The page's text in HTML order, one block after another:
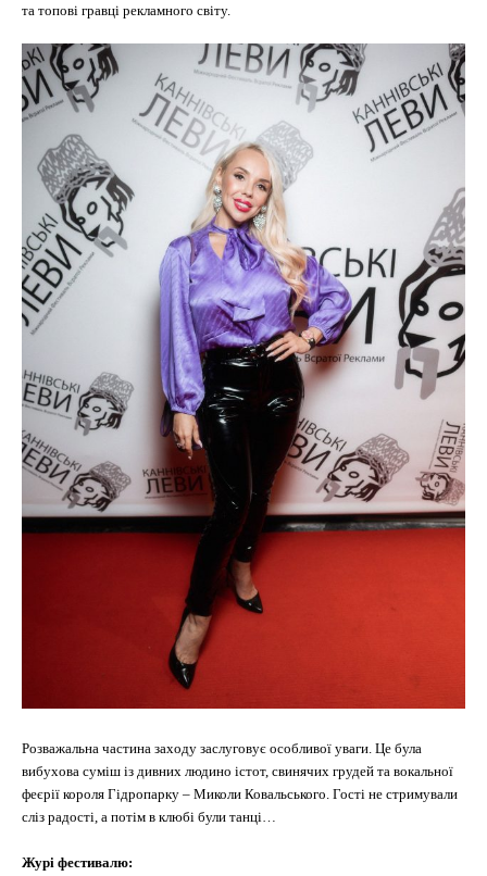
та топові гравці рекламного світу.
Розважальна частина заходу заслуговує особливої уваги. Це була
вибухова суміш із дивних людино істот, свинячих грудей та вокальної
феєрії короля Гідропарку – Миколи Ковальського. Гості не стримували
сліз радості, а потім в клюбі були танці…
Журі фестивалю: